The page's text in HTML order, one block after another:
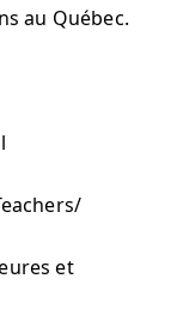
au Québec.
et